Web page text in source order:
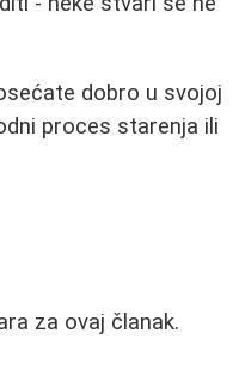
dobro u svojoj
proces starenja ili
za ovaj članak.